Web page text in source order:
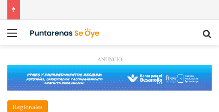
Menú
ANUNCIO
Regionales